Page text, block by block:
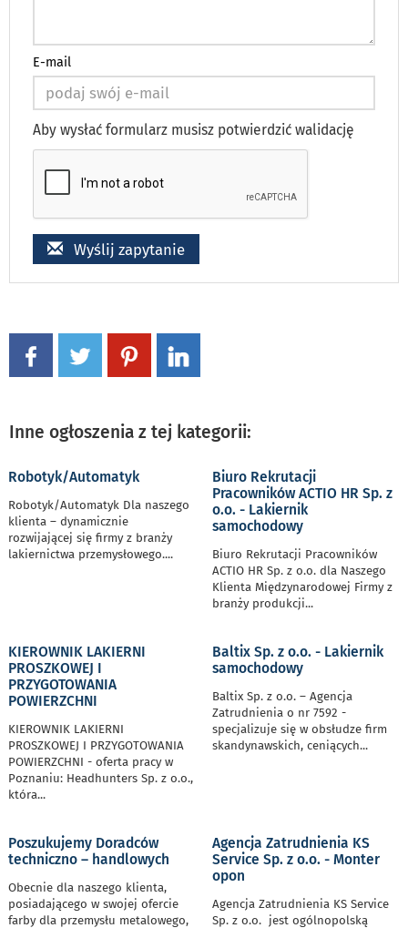
E-mail
Aby wysłać formularz musisz potwierdzić walidację
Wyślij zapytanie
Inne ogłoszenia z tej kategorii:
Robotyk/Automatyk
Robotyk/Automatyk Dla naszego
klienta – dynamicznie
rozwijającej się firmy z branży
lakiernictwa przemysłowego....
Biuro Rekrutacji
Pracowników ACTIO HR Sp. z
o.o. - Lakiernik
samochodowy
Biuro Rekrutacji Pracowników
ACTIO HR Sp. z o.o. dla Naszego
Klienta Międzynarodowej Firmy z
branży produkcji...
KIEROWNIK LAKIERNI
PROSZKOWEJ I
PRZYGOTOWANIA
POWIERZCHNI
KIEROWNIK LAKIERNI
PROSZKOWEJ I PRZYGOTOWANIA
POWIERZCHNI - oferta pracy w
Poznaniu: Headhunters Sp. z o.o.,
która...
Baltix Sp. z o.o. - Lakiernik
samochodowy
Baltix Sp. z o.o. – Agencja
Zatrudnienia o nr 7592 -
specjalizuje się w obsłudze firm
skandynawskich, ceniących...
Poszukujemy Doradców
techniczno – handlowych
Obecnie dla naszego klienta,
posiadającego w swojej ofercie
farby dla przemysłu metalowego,
Agencja Zatrudnienia KS
Service Sp. z o.o. - Monter
opon
Agencja Zatrudnienia KS Service
Sp. z o.o. jest ogólnopolską